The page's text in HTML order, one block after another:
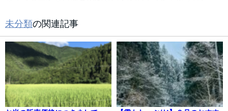
未分類の関連記事